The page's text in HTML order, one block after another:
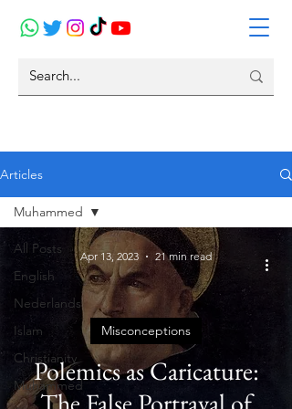
Articles
All Posts
English
Nederlands
Islam
Christianity
Muhammed
Muhammed
Polemics as Caricature:
Misconceptions
Apr 13, 2023 21 min read